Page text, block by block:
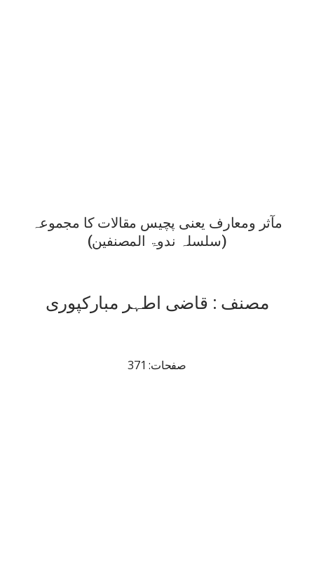
مآثر ومعارف یعنی پچیس مقالات کا مجموعہ
(سلسلہ ندوۃ المصنفین)
مصنف : قاضی اطہر مبارکپوری
صفحات: 371